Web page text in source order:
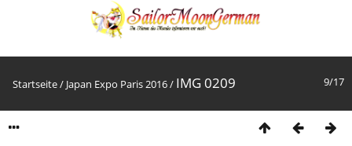
9/17
Startseite/ Japan Expo Paris 2016/ IMG 0209